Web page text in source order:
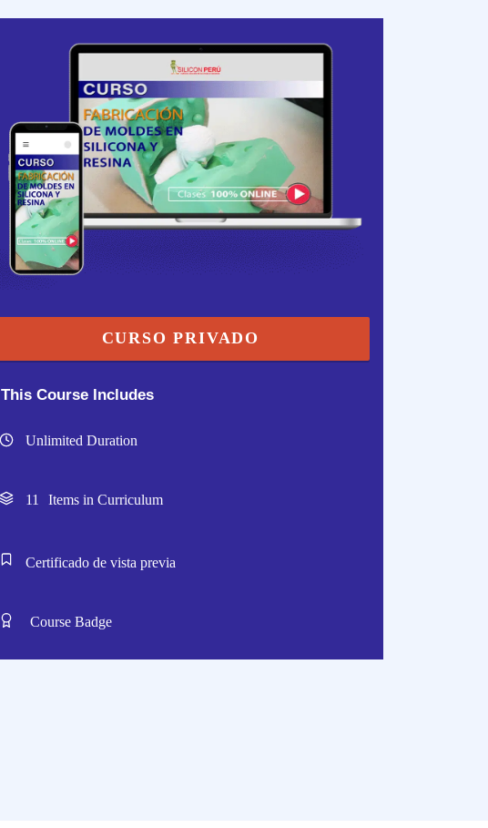
CURSO PRIVADO
This Course Includes
Unlimited Duration
11 Items in Curriculum
Certificado de vista previa
Course Badge